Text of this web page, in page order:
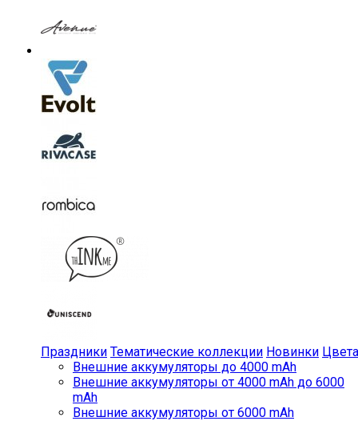
Праздники Тематические коллекции Новинки Цвета
Внешние аккумуляторы до 4000 mAh
Внешние аккумуляторы от 4000 mAh до 6000
mAh
Внешние аккумуляторы от 6000 mAh